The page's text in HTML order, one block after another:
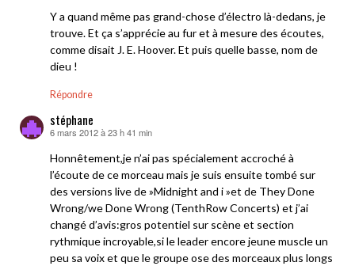
Y a quand même pas grand-chose d’électro là-dedans, je
trouve. Et ça s’apprécie au fur et à mesure des écoutes,
comme disait J. E. Hoover. Et puis quelle basse, nom de
dieu !
Répondre
stéphane
dit :
6 mars 2012 à 23 h 41 min
Honnêtement,je n’ai pas spécialement accroché à
l’écoute de ce morceau mais je suis ensuite tombé sur
des versions live de »Midnight and i »et de They Done
Wrong/we Done Wrong (TenthRow Concerts) et j’ai
changé d’avis:gros potentiel sur scène et section
rythmique incroyable,si le leader encore jeune muscle un
peu sa voix et que le groupe ose des morceaux plus longs